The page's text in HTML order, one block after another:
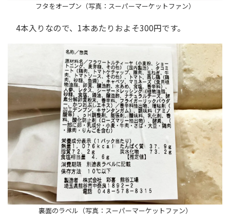
フタをオープン（写真：スーパーマーケットファン）
4本入りなので、1本あたりおよそ300円です。
裏面のラベル（写真：スーパーマーケットファン）